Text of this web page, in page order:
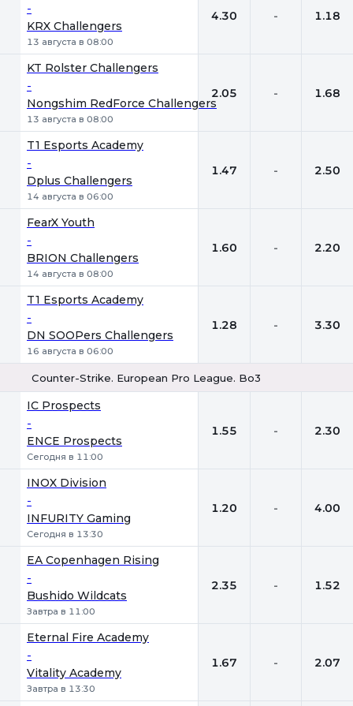
-
KRX Challengers
13 августа в 08:00
4.30 - 1.18
KT Rolster Challengers
-
Nongshim RedForce Challengers
13 августа в 08:00
2.05 - 1.68
T1 Esports Academy
-
Dplus Challengers
14 августа в 06:00
1.47 - 2.50
FearX Youth
-
BRION Challengers
14 августа в 08:00
1.60 - 2.20
T1 Esports Academy
-
DN SOOPers Challengers
16 августа в 06:00
1.28 - 3.30
Counter-Strike. European Pro League. Bo3
IC Prospects
-
ENCE Prospects
Сегодня в 11:00
1.55 - 2.30
INOX Division
-
INFURITY Gaming
Сегодня в 13:30
1.20 - 4.00
EA Copenhagen Rising
-
Bushido Wildcats
Завтра в 11:00
2.35 - 1.52
Eternal Fire Academy
-
Vitality Academy
Завтра в 13:30
1.67 - 2.07